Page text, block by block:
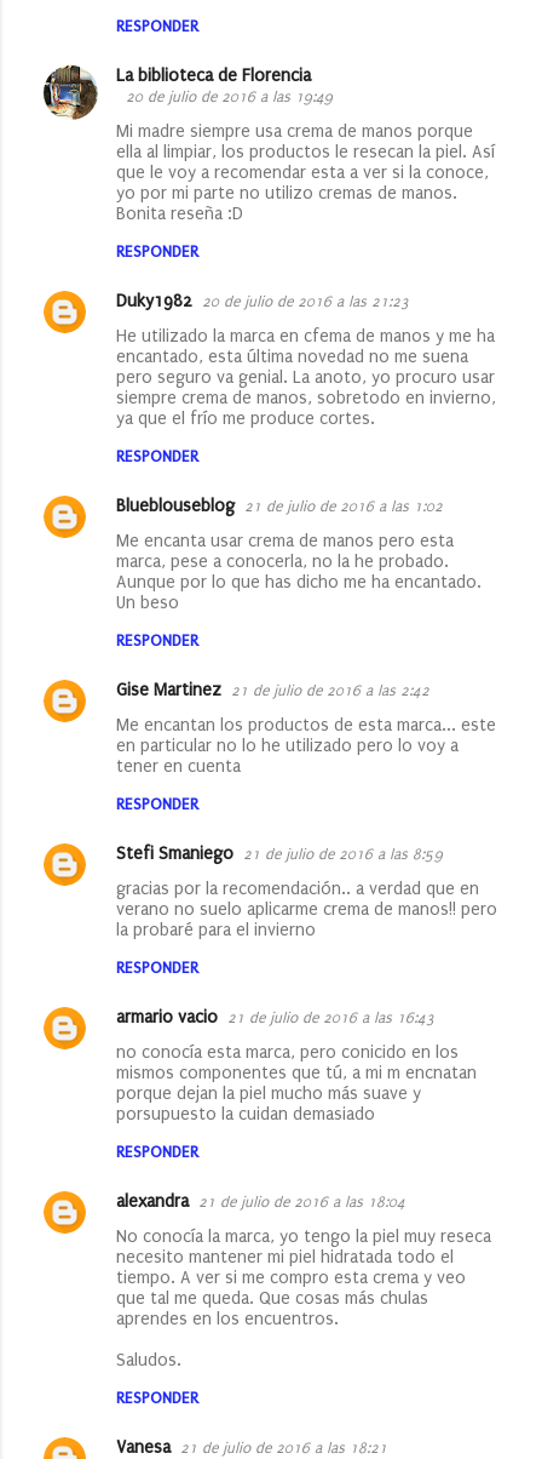
RESPONDER
La biblioteca de Florencia
20 de julio de 2016 a las 19:49
Mi madre siempre usa crema de manos porque
ella al limpiar, los productos le resecan la piel. Así
que le voy a recomendar esta a ver si la conoce,
yo por mi parte no utilizo cremas de manos.
Bonita reseña :D
RESPONDER
Duky1982 20 de julio de 2016 a las 21:23
He utilizado la marca en cfema de manos y me ha
encantado, esta última novedad no me suena
pero seguro va genial. La anoto, yo procuro usar
siempre crema de manos, sobretodo en invierno,
ya que el frío me produce cortes.
RESPONDER
Blueblouseblog 21 de julio de 2016 a las 1:02
Me encanta usar crema de manos pero esta
marca, pese a conocerla, no la he probado.
Aunque por lo que has dicho me ha encantado.
Un beso
RESPONDER
Gise Martinez 21 de julio de 2016 a las 2:42
Me encantan los productos de esta marca... este
en particular no lo he utilizado pero lo voy a
tener en cuenta
RESPONDER
Stefi Smaniego 21 de julio de 2016 a las 8:59
gracias por la recomendación.. a verdad que en
verano no suelo aplicarme crema de manos!! pero
la probaré para el invierno
RESPONDER
armario vacio 21 de julio de 2016 a las 16:43
no conocía esta marca, pero conicido en los
mismos componentes que tú, a mi m encnatan
porque dejan la piel mucho más suave y
porsupuesto la cuidan demasiado
RESPONDER
alexandra 21 de julio de 2016 a las 18:04
No conocía la marca, yo tengo la piel muy reseca
necesito mantener mi piel hidratada todo el
tiempo. A ver si me compro esta crema y veo
que tal me queda. Que cosas más chulas
aprendes en los encuentros.
Saludos.
RESPONDER
Vanesa 21 de julio de 2016 a las 18:21